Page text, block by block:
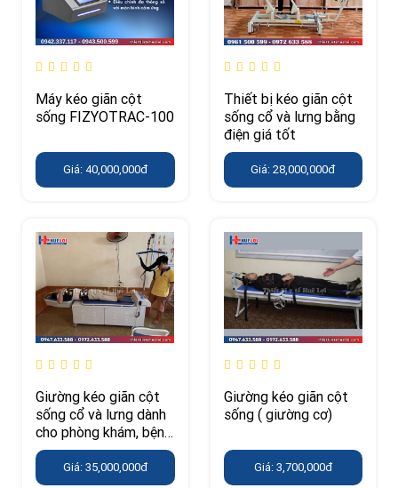
Máy kéo giãn cột
sống FIZYOTRAC-100
Giá: 40,000,000đ
Thiết bị kéo giãn cột
sống cổ và lưng bằng
điện giá tốt
Giá: 28,000,000đ
Giường kéo giãn cột
sống cổ và lưng dành
cho phòng khám, bệnh
viện YP-2009B
Giá: 35,000,000đ
Giường kéo giãn cột
sống ( giường cơ)
Giá: 3,700,000đ